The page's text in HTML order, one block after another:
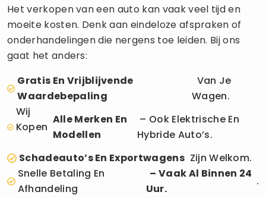
Het verkopen van een auto kan vaak veel tijd en
moeite kosten. Denk aan eindeloze afspraken of
onderhandelingen die nergens toe leiden. Bij ons
gaat het anders:
Gratis En Vrijblijvende
Waardebepaling
Van Je
Wagen.
Wij
Kopen
Alle Merken En
Modellen
– Ook Elektrische En
Hybride Auto’s.
Schadeauto’s En ExportwagensZijn Welkom.
Snelle Betaling En
Afhandeling
– Vaak Al Binnen 24
Uur.
.